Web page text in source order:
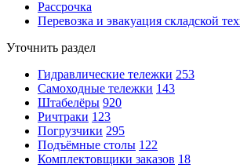
Рассрочка
Перевозка и эвакуация складской
Уточнить раздел
Гидравлические тележки 253
Самоходные тележки 143
Штабелёры 920
Ричтраки 123
Погрузчики 295
Подъёмные столы 122
Комплектовщики заказов 18